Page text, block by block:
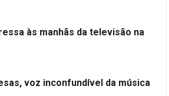
às manhãs da televisão na
voz inconfundível da música